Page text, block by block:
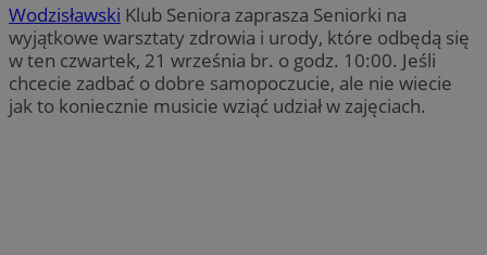
Wodzisławski Klub Seniora zaprasza Seniorki na
wyjątkowe warsztaty zdrowia i urody, które odbędą się
w ten czwartek, 21 września br. o godz. 10:00. Jeśli
chcecie zadbać o dobre samopoczucie, ale nie wiecie
jak to koniecznie musicie wziąć udział w zajęciach.